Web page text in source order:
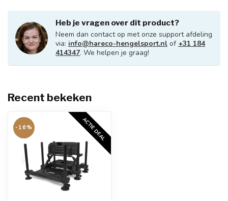
Heb je vragen over dit product?
Neem dan contact op met onze support afdeling
via: info@hareco-hengelsport.nl of +31 184
414347. We helpen je graag!
Recent bekeken
ACTIE DEAL
-16%